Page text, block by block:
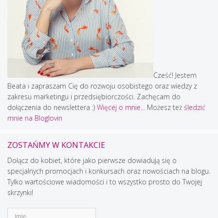
Cześć! Jestem
Beata i zapraszam Cię do rozwoju osobistego oraz wiedzy z
zakresu marketingu i przedsiębiorczości. Zachęcam do
dołączenia do newslettera :) Więcej o mnie... Możesz też śledzić
mnie na Bloglovin
ZOSTAŃMY W KONTAKCIE
Dołącz do kobiet, które jako pierwsze dowiadują się o
specjalnych promocjach i konkursach oraz nowościach na blogu.
Tylko wartościowe wiadomości i to wszystko prosto do Twojej
skrzynki!